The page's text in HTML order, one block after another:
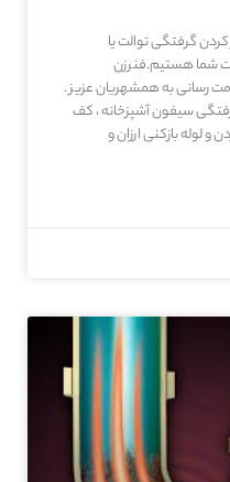
کردن گرفتگی توالت یا
شما هستیم.فنرزن
رسانی به همشهریان عزیز .
سیفون آشپزخانه ، کف
لوله بازکنی ارزان و